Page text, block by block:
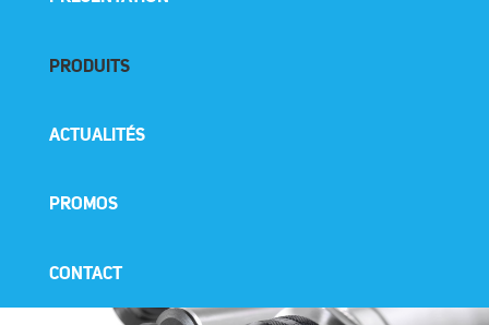
PRODUITS
ACTUALITÉS
PROMOS
CONTACT